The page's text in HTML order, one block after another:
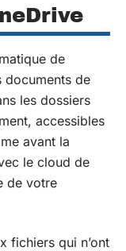
de
documents de
les dossiers
accessibles
avant la
le cloud de
de votre
fichiers qui n’ont